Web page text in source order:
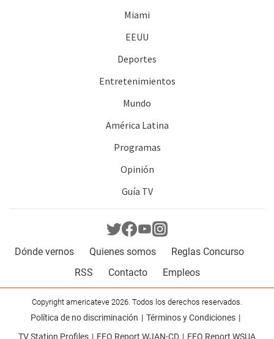
Miami
EEUU
Deportes
Entretenimientos
Mundo
América Latina
Programas
Opinión
Guía TV
Dónde vernos Quienes somos
Reglas Concurso
RSS
Contacto Empleos
Copyright americateve 2026. Todos los derechos reservados.
Política de no discriminación
Términos y Condiciones
TV Station Profiles
EEO Report WJAN-CD EEO Report WSUA